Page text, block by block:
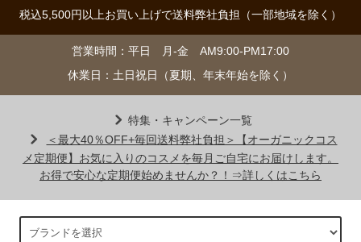
税込5,500円以上お買い上げで送料弊社負担（一部地域を除く）
営業時間：平日 月-金 AM9:00-PM17:00
休業日：土日祝日（夏期、年末年始を除く）
特集・キャンペーン一覧
＜最大40％OFF+毎回送料弊社負担＞【オーガニックコス
メ定期便】お気に入りのコスメを毎月ご自宅にお届けします。
お得で安心な定期便始めませんか？！⇒詳しくはこちら